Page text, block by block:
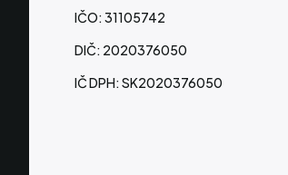
IČO: 31105742
DIČ: 2020376050
IČ DPH: SK2020376050